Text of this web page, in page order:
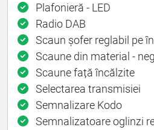
Plafonieră - LED
Radio DAB
Scaun șofer reglabil pe
Scaune din material -
Scaune față încălzite
Selectarea transmisiei
Semnalizare Kodo
Semnalizatoare oglinzi